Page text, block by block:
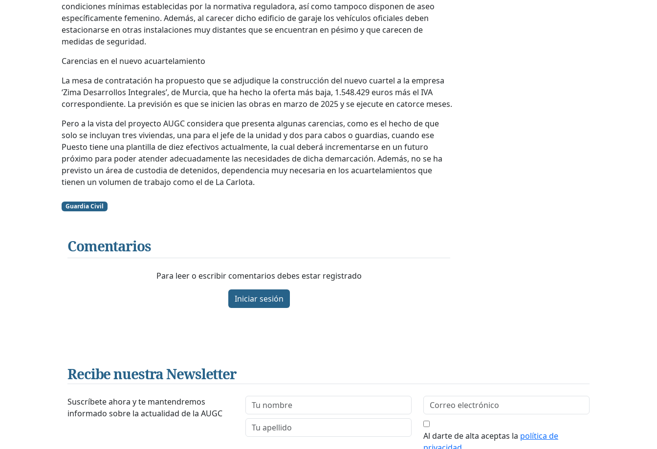
condiciones mínimas establecidas por la normativa reguladora, así como tampoco disponen de aseo
específicamente femenino. Además, al carecer dicho edificio de garaje los vehículos oficiales deben
estacionarse en otras instalaciones muy distantes que se encuentran en pésimo y que carecen de
medidas de seguridad.
Carencias en el nuevo acuartelamiento
La mesa de contratación ha propuesto que se adjudique la construcción del nuevo cuartel a la empresa
‘Zima Desarrollos Integrales’, de Murcia, que ha hecho la oferta más baja, 1.548.429 euros más el IVA
correspondiente. La previsión es que se inicien las obras en marzo de 2025 y se ejecute en catorce meses.
Pero a la vista del proyecto AUGC considera que presenta algunas carencias, como es el hecho de que
solo se incluyan tres viviendas, una para el jefe de la unidad y dos para cabos o guardias, cuando ese
Puesto tiene una plantilla de diez efectivos actualmente, la cual deberá incrementarse en un futuro
próximo para poder atender adecuadamente las necesidades de dicha demarcación. Además, no se ha
previsto un área de custodia de detenidos, dependencia muy necesaria en los acuartelamientos que
tienen un volumen de trabajo como el de La Carlota.
Guardia Civil
Comentarios
Para leer o escribir comentarios debes estar registrado
Iniciar sesión
Recibe nuestra Newsletter
Suscríbete ahora y te mantendremos
informado sobre la actualidad de la AUGC
Al darte de alta aceptas la política de